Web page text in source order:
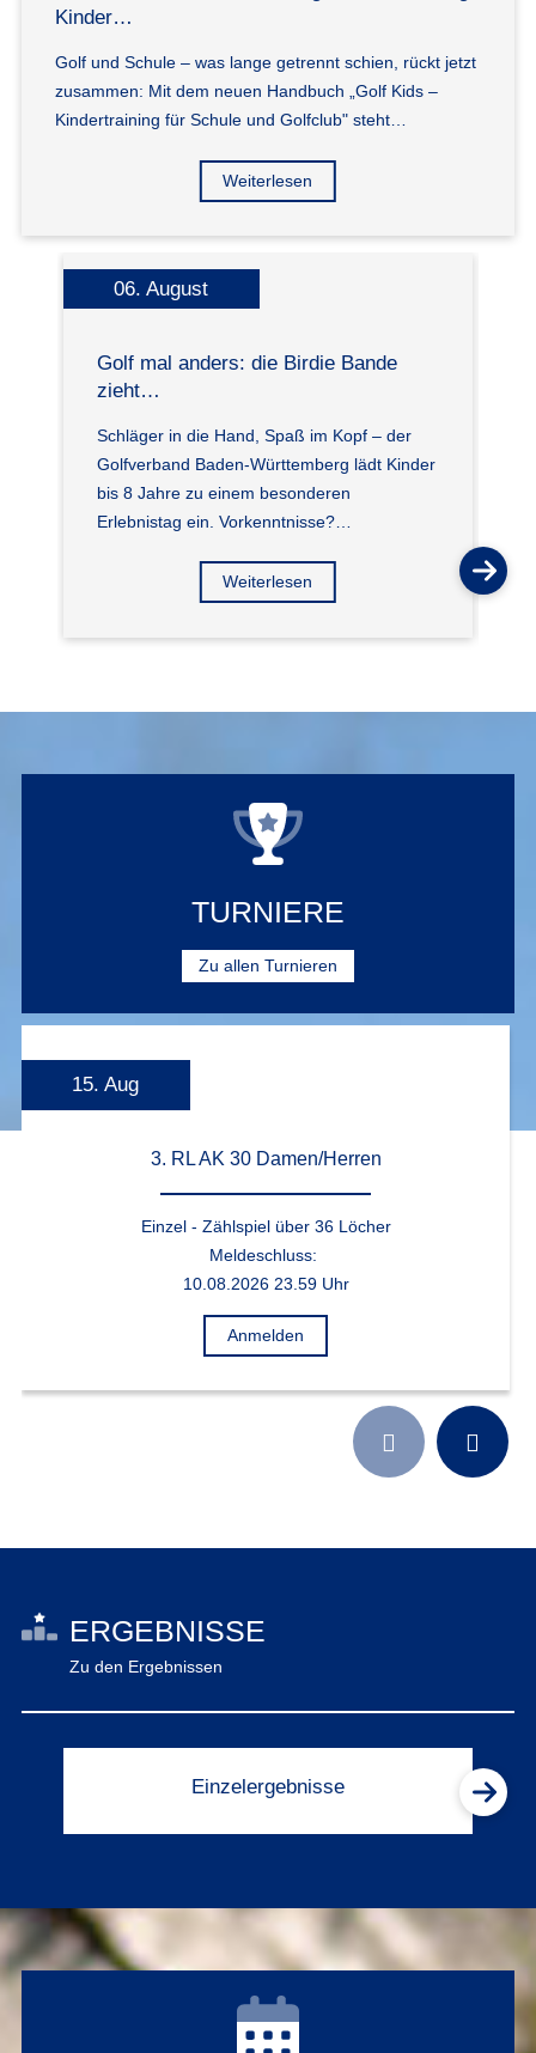
Kinder…
Golf und Schule – was lange getrennt schien, rückt jetzt
zusammen: Mit dem neuen Handbuch „Golf Kids –
Kindertraining für Schule und Golfclub" steht…
Weiterlesen
06. August
Golf mal anders: die Birdie Bande
zieht…
Schläger in die Hand, Spaß im Kopf – der
Golfverband Baden-Württemberg lädt Kinder
bis 8 Jahre zu einem besonderen
Erlebnistag ein. Vorkenntnisse?…
Weiterlesen
TURNIERE
Zu allen Turnieren
15. Aug
3. RL AK 30 Damen/Herren
Einzel - Zählspiel über 36 Löcher
Meldeschluss:
10.08.2026 23.59 Uhr
Anmelden
 
ERGEBNISSE
Zu den Ergebnissen
Einzelergebnisse